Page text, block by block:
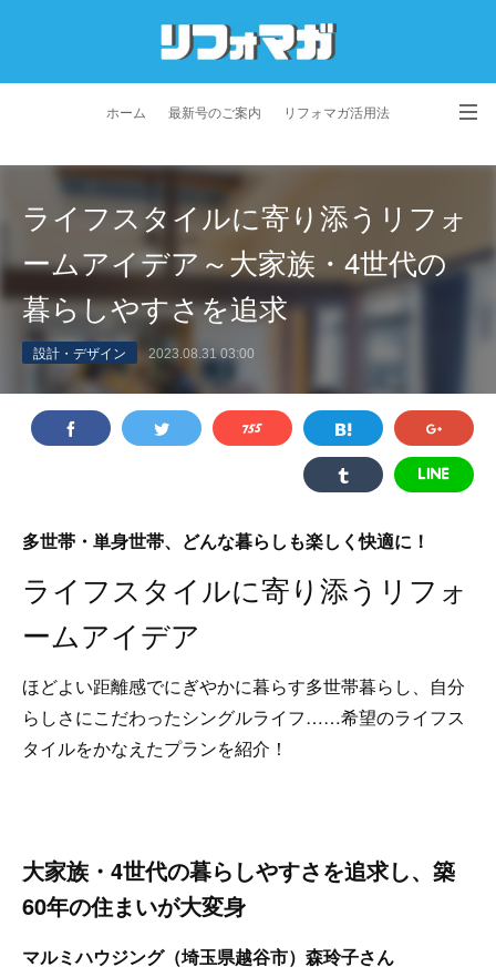
ホーム 最新号のご案内 リフォマガ活用法
お問い合わせ よくあるご質問
プライバシーポリシー 利用規約 会社概要
ライフスタイルに寄り添うリフォ
ームアイデア～大家族・4世代の
暮らしやすさを追求
設計・デザイン 2023.08.31 03:00
多世帯・単身世帯、どんな暮らしも楽しく快適に！
ライフスタイルに寄り添うリフォ
ームアイデア
ほどよい距離感でにぎやかに暮らす多世帯暮らし、自分
らしさにこだわったシングルライフ……希望のライフス
タイルをかなえたプランを紹介！
大家族・4世代の暮らしやすさを追求し、築
60年の住まいが大変身
マルミハウジング（埼玉県越谷市）森玲子さん